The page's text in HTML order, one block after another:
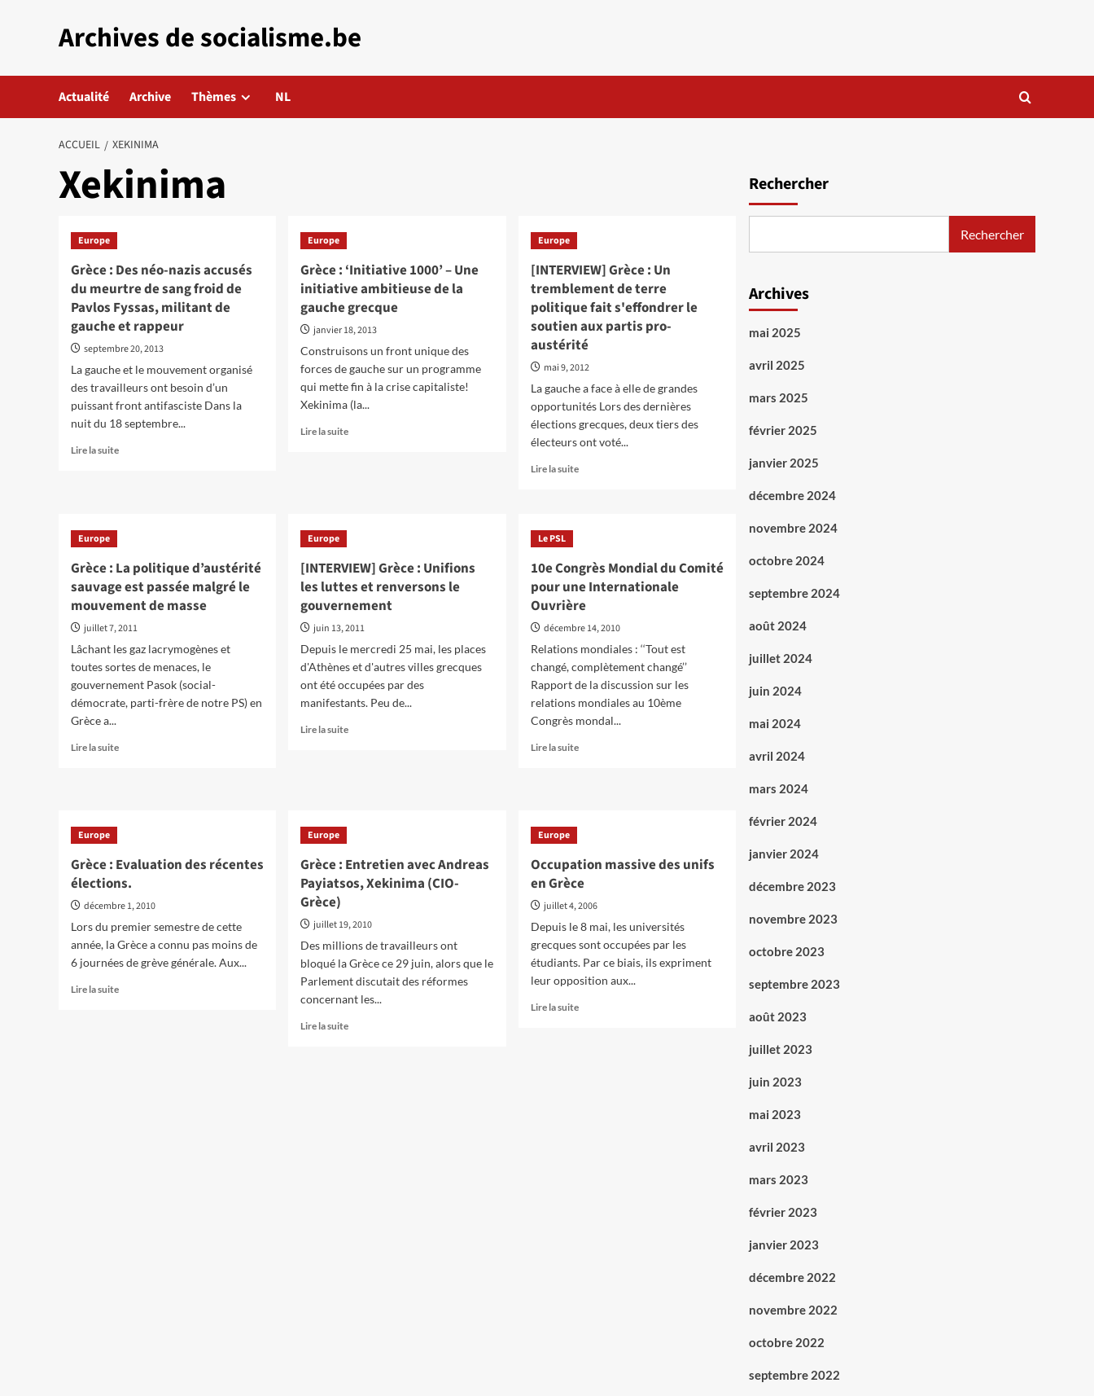
Archives de socialisme.be
Actualité Archive Thèmes NL
ACCUEIL XEKINIMA
Xekinima
Europe
Grèce : Des néo-nazis accusés
du meurtre de sang froid de
Pavlos Fyssas, militant de
gauche et rappeur
septembre 20, 2013
La gauche et le mouvement organisé
des travailleurs ont besoin d’un
puissant front antifasciste Dans la
nuit du 18 septembre...
Lire la suiteEn
nazis
accusés
du
de
sang
froid
Fyssas,
Europe
Grèce : ‘Initiative 1000’ – Une
initiative ambitieuse de la
gauche grecque
janvier 18, 2013
Construisons un front unique des
forces de gauche sur un programme
qui mette fin à la crise capitaliste!
Xekinima (la...
Lire la suiteEn
Une
initiative
ambitieuse
de
la
gauche
grecque
Europe
[INTERVIEW] Grèce : Un
tremblement de terre
politique fait s'effondrer le
soutien aux partis pro-
austérité
mai 9, 2012
La gauche a face à elle de grandes
opportunités Lors des dernières
élections grecques, deux tiers des
électeurs ont voté...
Lire la suiteEn
Un
tremblement
de
politique
fait
s'effondrer
le
soutien
pro-
Europe
Grèce : La politique d’austérité
sauvage est passée malgré le
mouvement de masse
juillet 7, 2011
Lâchant les gaz lacrymogènes et
toutes sortes de menaces, le
gouvernement Pasok (social-
démocrate, parti-frère de notre PS) en
Grèce a...
Lire la suiteEn
d’austérité
sauvage
est
malgré
le
mouvement
masse
Europe
[INTERVIEW] Grèce : Unifions
les luttes et renversons le
gouvernement
juin 13, 2011
Depuis le mercredi 25 mai, les places
d'Athènes et d'autres villes grecques
ont été occupées par des
manifestants. Peu de...
Lire la suiteEn
luttes
et
gouvernement
Le PSL
10e Congrès Mondial du Comité
pour une Internationale
Ouvrière
décembre 14, 2010
Relations mondiales : ‘‘Tout est
changé, complètement changé’’
Rapport de la discussion sur les
relations mondiales au 10ème
Congrès mondal...
Lire la suiteEn
Comité
pour
une
Ouvrière
Europe
Grèce : Evaluation des récentes
élections.
décembre 1, 2010
Lors du premier semestre de cette
année, la Grèce a connu pas moins de
6 journées de grève générale. Aux...
Lire la suiteEn
Europe
Grèce : Entretien avec Andreas
Payiatsos, Xekinima (CIO-
Grèce)
juillet 19, 2010
Des millions de travailleurs ont
bloqué la Grèce ce 29 juin, alors que le
Parlement discutait des réformes
concernant les...
Lire la suiteEn
Europe
Occupation massive des unifs
en Grèce
juillet 4, 2006
Depuis le 8 mai, les universités
grecques sont occupées par les
étudiants. Par ce biais, ils expriment
leur opposition aux...
Lire la suiteEn
Rechercher
Rechercher
Archives
mai 2025
avril 2025
mars 2025
février 2025
janvier 2025
décembre 2024
novembre 2024
octobre 2024
septembre 2024
août 2024
juillet 2024
juin 2024
mai 2024
avril 2024
mars 2024
février 2024
janvier 2024
décembre 2023
novembre 2023
octobre 2023
septembre 2023
août 2023
juillet 2023
juin 2023
mai 2023
avril 2023
mars 2023
février 2023
janvier 2023
décembre 2022
novembre 2022
octobre 2022
septembre 2022